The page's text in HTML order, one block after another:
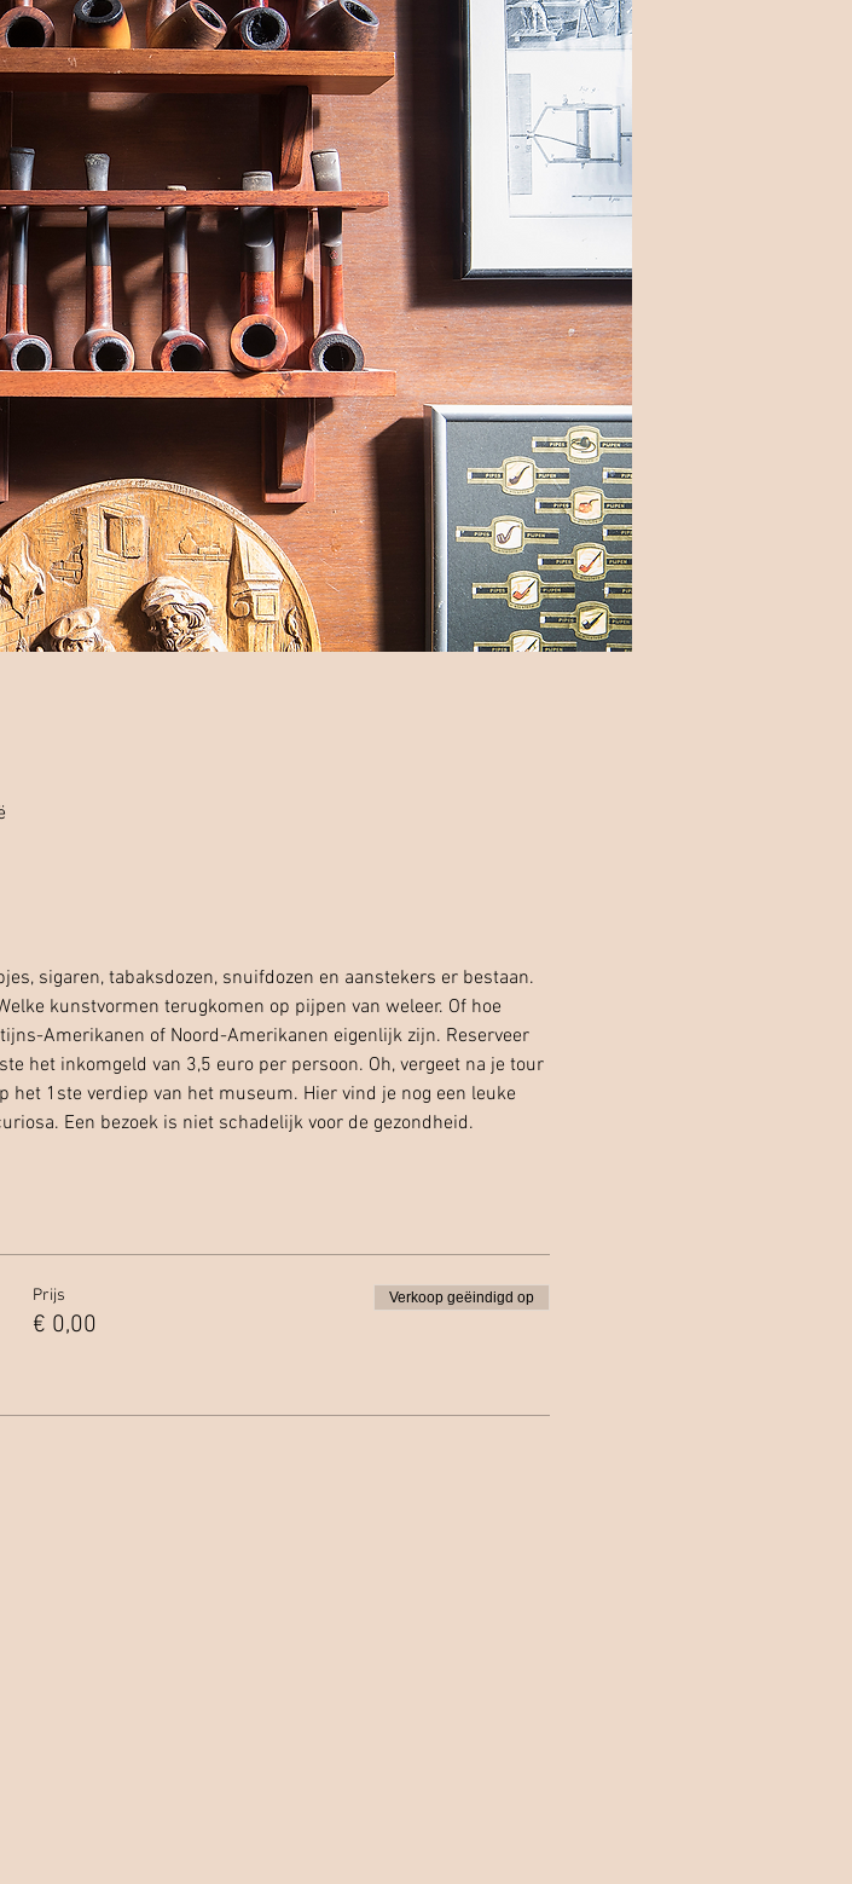
sigaren, tabaksdozen, snuifdozen en aanstekers er bestaan.
kunstvormen terugkomen op pijpen van weleer. Of hoe
Amerikanen of Noord-Amerikanen eigenlijk zijn. Reserveer
het inkomgeld van 3,5 euro per persoon. Oh, vergeet na je tour
1ste verdiep van het museum. Hier vind je nog een leuke
Een bezoek is niet schadelijk voor de gezondheid.
Prijs
€ 0,00
Verkoop geëindigd op